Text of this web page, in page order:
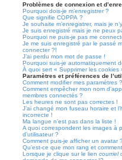
Problèmes de connexion et
Pourquoi dois-je m’enregistrer ?
Que signifie COPPA ?
Je souhaite m’enregistrer, mais je
Je suis enregistré mais je ne peux
Pourquoi ne puis-je pas me
Je me suis enregistré par le passé
connecter ?!
J’ai perdu mon mot de passe !
Pourquoi suis-je automatiquement
À quoi sert « Supprimer les cookies
Paramètres et préférences de
Comment modifier mes paramètres ?
Comment empêcher mon nom
membres connectés ?
Les heures ne sont pas correctes !
J’ai changé mon fuseau horaire et
incorrecte !
Ma langue n’est pas dans la liste !
A quoi correspondent les images à
d’utilisateur ?
Comment puis-je afficher un avatar ?
Qu’est-ce que mon rang et
Lorsque je clique sur le lien courriel